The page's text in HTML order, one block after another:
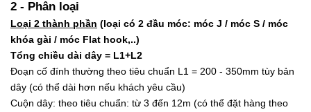
2 - Phân loại
Loại 2 thành phần (loại có 2 đầu móc: móc J / móc S / móc
khóa gài / móc Flat hook,..)
Tổng chiều dài dây = L1+L2
Đoạn cố đính thường theo tiêu chuẩn L1 = 200 - 350mm tùy bản
dây (có thể dài hơn nếu khách yêu cầu)
Cuộn dây: theo tiêu chuẩn: từ 3 đến 12m (có thể đặt hàng theo